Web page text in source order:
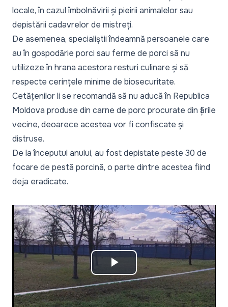
locale, în cazul îmbolnăvirii și pieirii animalelor sau
depistării cadavrelor de mistreți.
De asemenea, specialiștii îndeamnă persoanele care
au în gospodărie porci sau ferme de porci să nu
utilizeze în hrana acestora resturi culinare și să
respecte cerințele minime de biosecuritate.
Cetățenilor li se recomandă să nu aducă în Republica
Moldova produse din carne de porc procurate din țările
vecine, deoarece acestea vor fi confiscate și
distruse.
De la începutul anului, au fost depistate peste 30 de
focare de pestă porcină, o parte dintre acestea fiind
deja eradicate.
Play
Video